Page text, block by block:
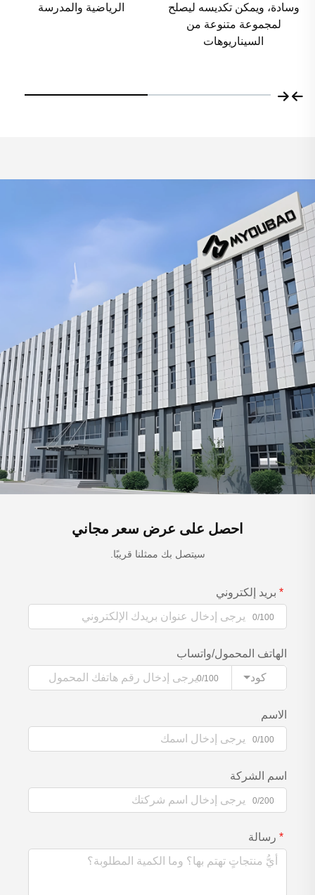
الرياضية والمدرسة
المنزلي أو المكتبي أو في
احصل على عرض سعر مجاني
سيتصل بك ممثلنا قريبًا.
بريد إلكتروني
0/100
الهاتف المحمول/واتساب
كود
0/100
الاسم
0/100
اسم الشركة
0/200
رسالة